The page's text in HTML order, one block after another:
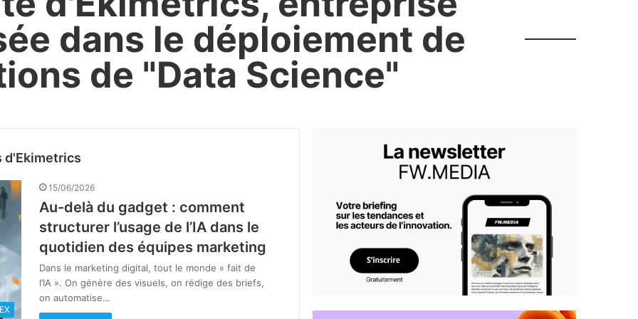
dans le déploiement de
de "Data Science"
d'Ekimetrics
15/06/2026
Au-delà du gadget : comment
structurer l’usage de l’IA dans le
quotidien des équipes marketing
Dans le marketing digital, tout le monde « fait de
l’IA ». On génère des visuels, on rédige des briefs,
on automatise…